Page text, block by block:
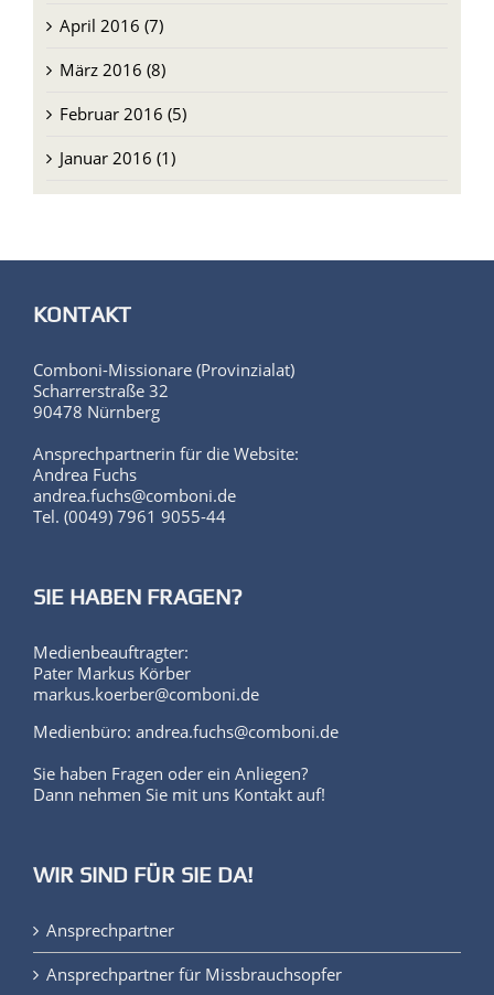
April 2016 (7)
März 2016 (8)
Februar 2016 (5)
Januar 2016 (1)
KONTAKT
Comboni-Missionare (Provinzialat)
Scharrerstraße 32
90478 Nürnberg
Ansprechpartnerin für die Website:
Andrea Fuchs
andrea.fuchs@comboni.de
Tel. (0049) 7961 9055-44
SIE HABEN FRAGEN?
Medienbeauftragter:
Pater Markus Körber
markus.koerber@comboni.de
Medienbüro: andrea.fuchs@comboni.de
Sie haben Fragen oder ein Anliegen?
Dann nehmen Sie mit uns Kontakt auf!
WIR SIND FÜR SIE DA!
Ansprechpartner
Ansprechpartner für Missbrauchsopfer